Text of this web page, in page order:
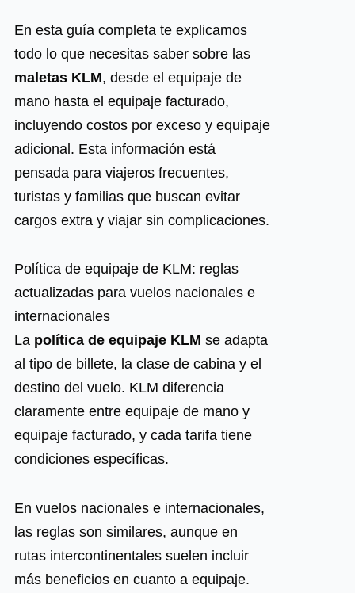
En esta guía completa te explicamos
todo lo que necesitas saber sobre las
maletas KLM, desde el equipaje de
mano hasta el equipaje facturado,
incluyendo costos por exceso y equipaje
adicional. Esta información está
pensada para viajeros frecuentes,
turistas y familias que buscan evitar
cargos extra y viajar sin complicaciones.
Política de equipaje de KLM: reglas
actualizadas para vuelos nacionales e
internacionales
La política de equipaje KLM se adapta
al tipo de billete, la clase de cabina y el
destino del vuelo. KLM diferencia
claramente entre equipaje de mano y
equipaje facturado, y cada tarifa tiene
condiciones específicas.
En vuelos nacionales e internacionales,
las reglas son similares, aunque en
rutas intercontinentales suelen incluir
más beneficios en cuanto a equipaje.